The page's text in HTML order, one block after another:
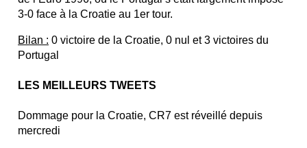
3-0 face à la Croatie au 1er tour.
Bilan : 0 victoire de la Croatie, 0 nul et 3 victoires du
Portugal
LES MEILLEURS TWEETS
Dommage pour la Croatie, CR7 est réveillé depuis
mercredi